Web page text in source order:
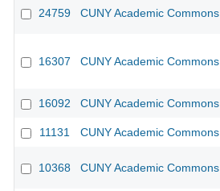
24759 CUNY Academic Commons
16307 CUNY Academic Commons
16092 CUNY Academic Commons
11131 CUNY Academic Commons
10368 CUNY Academic Commons